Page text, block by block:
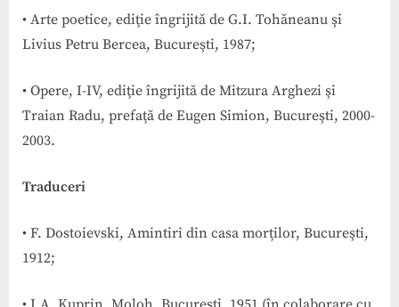
• Arte poetice, ediţie îngrijită de G.I. Tohăneanu şi
Livius Petru Bercea, Bucureşti, 1987;
• Opere, I-IV, ediţie îngrijită de Mitzura Arghezi şi
Traian Radu, prefaţă de Eugen Simion, Bucureşti, 2000-
2003.
Traduceri
• F. Dostoievski, Amintiri din casa morţilor, Bucureşti,
1912;